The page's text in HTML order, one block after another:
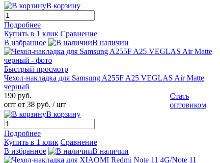
В корзину
Подробнее
Купить в 1 клик Сравнение
В избранное
В наличии
Быстрый просмотр
Чехол-накладка для Samsung A255F A25 VEGLAS Air Matte
черный
190 руб.
опт от 38 руб. / шт
Стать
оптовиком
В корзину
Подробнее
Купить в 1 клик Сравнение
В избранное
В наличии